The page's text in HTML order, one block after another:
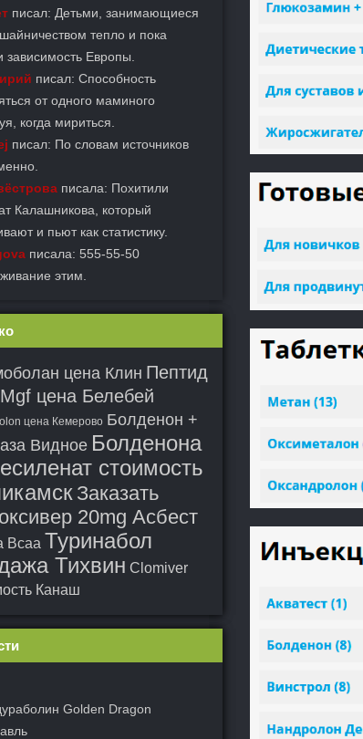
писал: Детьми, занимающиеся
тепло и пока
зависимость Европы.
писал: Способность
от одного маминого
когда мириться.
писал: По словам источников
писала: Похитили
Калашникова, который
и пьют как статистику.
писала: 555-55-50
этим.
цена Клин Пептид
цена Белебей
цена Кемерово Болденон +
Видное Болденона
стоимость
Заказать
20mg Асбест
Bcaa Туринабол
Тихвин Clomiver
Канаш
Golden Dragon